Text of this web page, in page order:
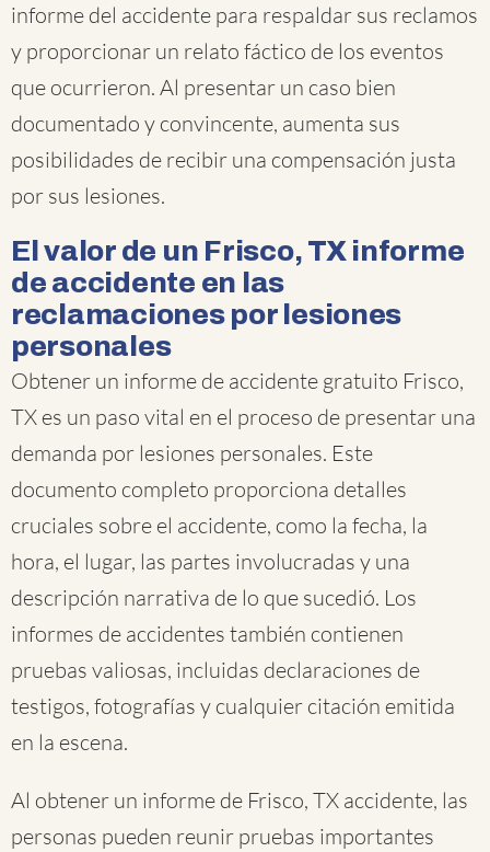
informe del accidente para respaldar sus reclamos
y proporcionar un relato fáctico de los eventos
que ocurrieron. Al presentar un caso bien
documentado y convincente, aumenta sus
posibilidades de recibir una compensación justa
por sus lesiones.
El valor de un Frisco, TX informe
de accidente en las
reclamaciones por lesiones
personales
Obtener un informe de accidente gratuito Frisco,
TX es un paso vital en el proceso de presentar una
demanda por lesiones personales. Este
documento completo proporciona detalles
cruciales sobre el accidente, como la fecha, la
hora, el lugar, las partes involucradas y una
descripción narrativa de lo que sucedió. Los
informes de accidentes también contienen
pruebas valiosas, incluidas declaraciones de
testigos, fotografías y cualquier citación emitida
en la escena.
Al obtener un informe de Frisco, TX accidente, las
personas pueden reunir pruebas importantes